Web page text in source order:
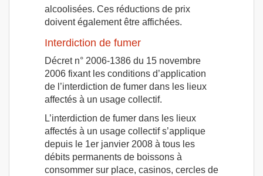
alcoolisées. Ces réductions de prix
doivent également être affichées.
Interdiction de fumer
Décret n° 2006-1386 du 15 novembre
2006 fixant les conditions d’application
de l’interdiction de fumer dans les lieux
affectés à un usage collectif.
L’interdiction de fumer dans les lieux
affectés à un usage collectif s’applique
depuis le 1er janvier 2008 à tous les
débits permanents de boissons à
consommer sur place, casinos, cercles de